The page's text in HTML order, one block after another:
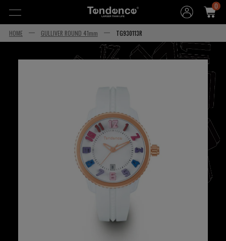
0
HOME GULLIVER ROUND 41mm TG930113R